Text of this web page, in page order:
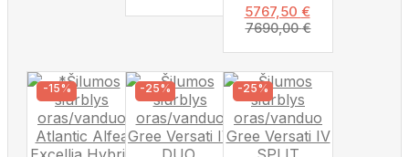
5767,50 €
7690,00€
-15% -25% -25%